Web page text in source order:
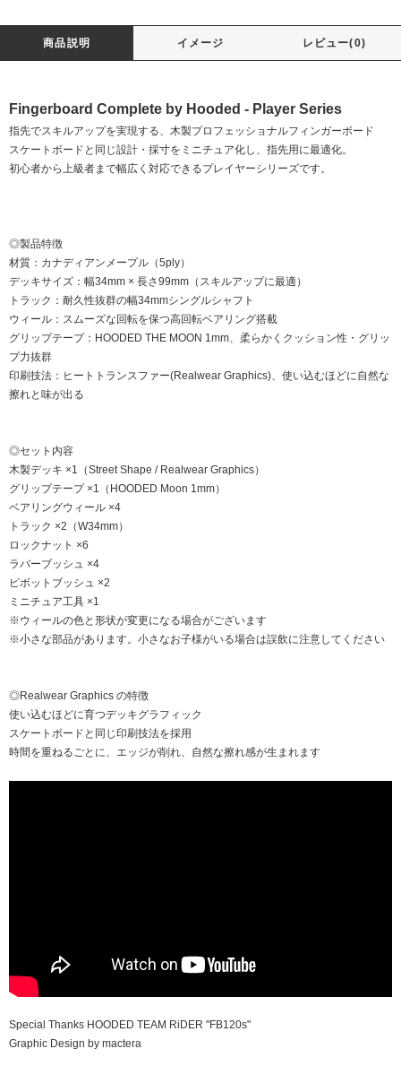
商品説明 イメージ レビュー(0)
Fingerboard Complete by Hooded - Player Series
指先でスキルアップを実現する、木製プロフェッショナルフィンガーボード
スケートボードと同じ設計・採寸をミニチュア化し、指先用に最適化。
初心者から上級者まで幅広く対応できるプレイヤーシリーズです。
◎製品特徴
材質：カナディアンメープル（5ply）
デッキサイズ：幅34mm × 長さ99mm（スキルアップに最適）
トラック：耐久性抜群の幅34mmシングルシャフト
ウィール：スムーズな回転を保つ高回転ベアリング搭載
グリップテープ：HOODED THE MOON 1mm、柔らかくクッション性・グリッ
プ力抜群
印刷技法：ヒートトランスファー(Realwear Graphics)、使い込むほどに自然な
擦れと味が出る
◎セット内容
木製デッキ ×1（Street Shape / Realwear Graphics）
グリップテープ ×1（HOODED Moon 1mm）
ベアリングウィール ×4
トラック ×2（W34mm）
ロックナット ×6
ラバーブッシュ ×4
ピボットブッシュ ×2
ミニチュア工具 ×1
※ウィールの色と形状が変更になる場合がございます
※小さな部品があります。小さなお子様がいる場合は誤飲に注意してください
◎Realwear Graphics の特徴
使い込むほどに育つデッキグラフィック
スケートボードと同じ印刷技法を採用
時間を重ねるごとに、エッジが削れ、自然な擦れ感が生まれます
Special Thanks HOODED TEAM RiDER "FB120s"
Graphic Design by mactera